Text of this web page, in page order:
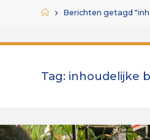
HomeBerichten getagd
Tag: inhoudelijke